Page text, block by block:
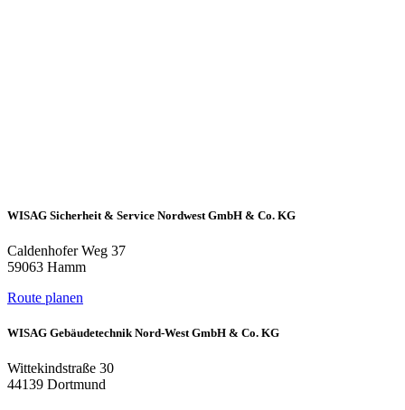
WISAG Sicherheit & Service Nordwest GmbH & Co. KG
Caldenhofer Weg 37
59063 Hamm
Route planen
WISAG Gebäudetechnik Nord-West GmbH & Co. KG
Wittekindstraße 30
44139 Dortmund